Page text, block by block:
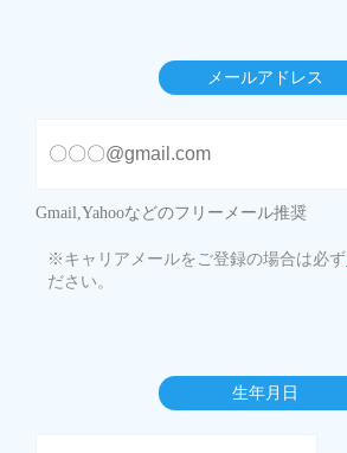
メールアドレス
Gmail,Yahooなどのフリーメール推奨
※キャリアメールをご登録の場合は必ず
ださい。
生年月日